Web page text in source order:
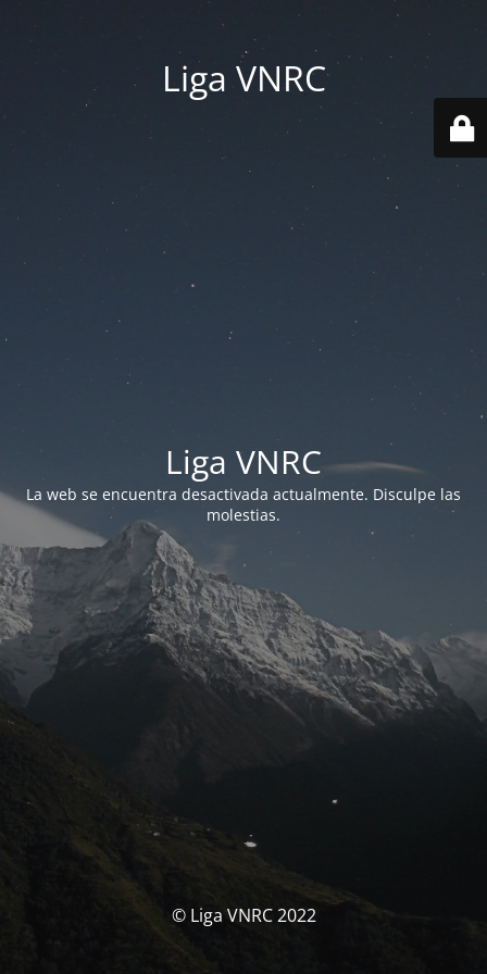
Liga VNRC
Liga VNRC
La web se encuentra desactivada actualmente. Disculpe las
molestias.
© Liga VNRC 2022